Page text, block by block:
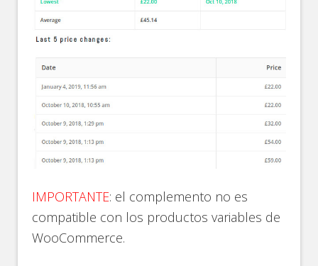
IMPORTANTE: el complemento no es
compatible con los productos variables de
WooCommerce.